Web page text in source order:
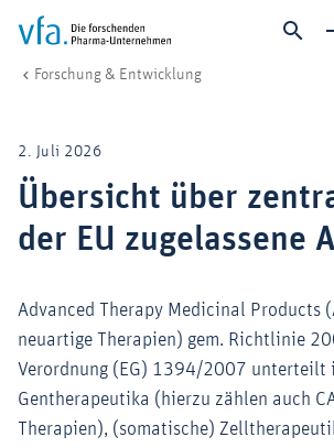
Forschung & Entwicklung
Gesundheit & Versorgung
Wirtschaft & Standort
Digitalisierung & KI
Mitglied werden!
Medien
Forschung & Entwicklung
2. Juli 2026
Übersicht über
der EU zugelassene
Advanced Therapy Medicinal Products
neuartige Therapien) gem. Richtlinie
Verordnung (EG) 1394/2007 unterteilt
Gentherapeutika (hierzu zählen auch
Therapien), (somatische)